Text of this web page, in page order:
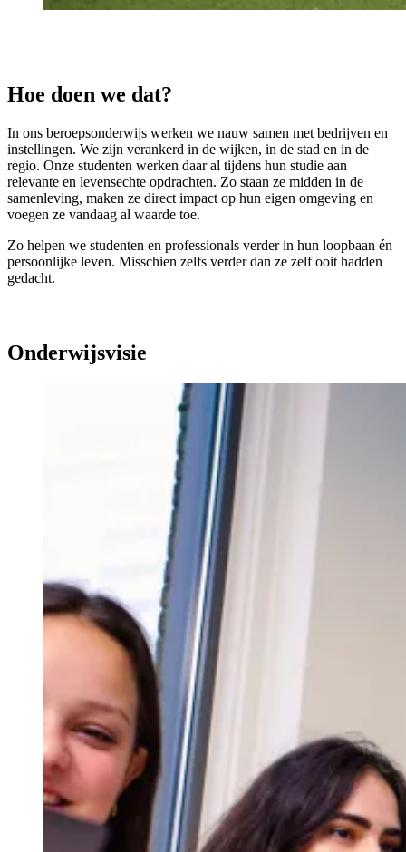
Hoe doen we dat?
In ons beroepsonderwijs werken we nauw samen met bedrijven en
instellingen. We zijn verankerd in de wijken, in de stad en in de
regio. Onze studenten werken daar al tijdens hun studie aan
relevante en levensechte opdrachten. Zo staan ze midden in de
samenleving, maken ze direct impact op hun eigen omgeving en
voegen ze vandaag al waarde toe.
Zo helpen we studenten en professionals verder in hun loopbaan én
persoonlijke leven. Misschien zelfs verder dan ze zelf ooit hadden
gedacht.
Onderwijsvisie